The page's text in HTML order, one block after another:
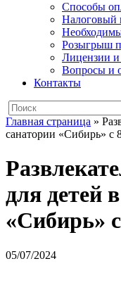
Способы
Налоговый
Розыгрыш
Лицензии
Вопросы и
Контакты
Главная страница »
санатории «Сибирь» с
для детей
«Сибирь»
05/07/2024